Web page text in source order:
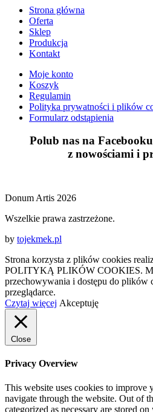
Strona główna
Oferta
Sklep
Produkcja
Kontakt
Moje konto
Koszyk
Regulamin
Polityka prywatności i plików
Formularz odstąpienia
Polub nas na
z nowościami i
Donum Artis 2026
Wszelkie prawa zastrzeżone.
by tojekmek.pl
Strona korzysta z plików cookies
POLITYKĄ PLIKÓW COOKIES.
przechowywania i dostępu do plików
przeglądarce.
Czytaj więcej Akceptuję
Close
Privacy Overview
This website uses cookies to improve
navigate through the website. Out of
categorized as necessary are stored